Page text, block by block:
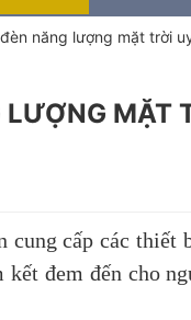
năng lượng mặt trời
MẶT
cấp các thiết
kết đem đến cho